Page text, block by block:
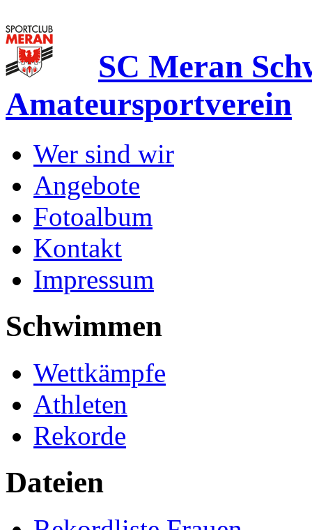
SC Meran
Amateursportverein
Wer sind wir
Angebote
Fotoalbum
Kontakt
Impressum
Schwimmen
Wettkämpfe
Athleten
Rekorde
Dateien